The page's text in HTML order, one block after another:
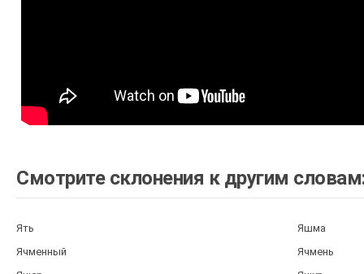
Смотрите склонения к другим
Ять
Яшма
Ячменный
Ячмень